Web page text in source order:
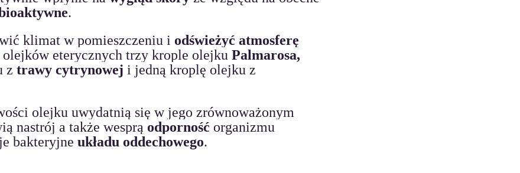
.
klimat w pomieszczeniu i odświeżyć atmosferę
eterycznych trzy krople olejku Palmarosa,
z trawy cytrynowej i jedną kroplę olejku z
olejku uwydatnią się w jego zrównoważonym
nastrój a także wesprą odporność organizmu
bakteryjne układu oddechowego.